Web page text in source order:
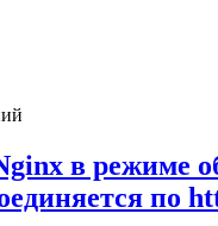
в режиме
по